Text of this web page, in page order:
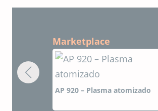
Marketplace
AP 920 – Plasma atomizado